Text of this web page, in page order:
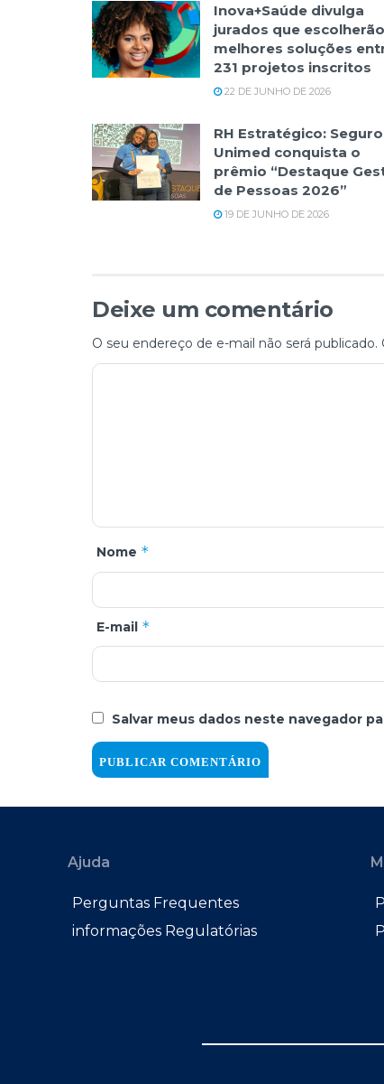
Inova+Saúde divulga
jurados que escolherão
melhores soluções
231 projetos inscritos
22 DE JUNHO DE 2026
RH Estratégico:
Unimed conquista o
prêmio “Destaque
de Pessoas 2026”
19 DE JUNHO DE 2026
Deixe um comentário
O seu endereço de e-mail não será publicado.
Nome *
E-mail *
Salvar meus dados neste navegador
Ajuda
Perguntas Frequentes
informações Regulatórias